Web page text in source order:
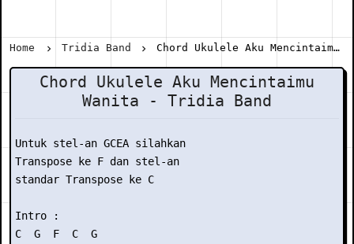
Home Tridia Band Chord Ukulele Aku Mencintaimu Wanita - Tridia Band
Chord Ukulele Aku Mencintaimu
Wanita - Tridia Band
Untuk stel-an GCEA silahkan
Transpose ke F dan stel-an
standar Transpose ke C
Intro :
C  G  F  C  G